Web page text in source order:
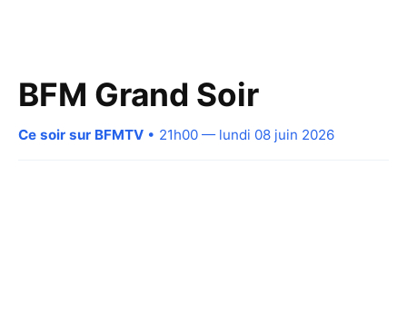
BFM Grand Soir
Ce soir sur BFMTV • 21h00 — lundi 08 juin 2026